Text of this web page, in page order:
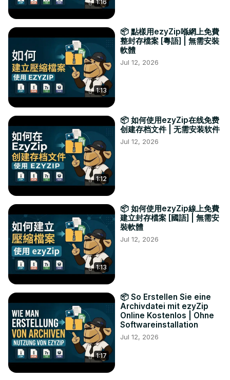
1:16
1:13
📦 點樣用ezyZip喺網上免費
整封存檔案 [粵語] | 無需安裝
軟體
Jul 12, 2026
1:12
📦 如何使用ezyZip在线免费
创建存档文件 | 无需安装软件
Jul 12, 2026
1:13
📦 如何使用ezyZip線上免費
建立封存檔案 [國語] | 無需安
裝軟體
Jul 12, 2026
1:17
📦 So Erstellen Sie eine
Archivdatei mit ezyZip
Online Kostenlos | Ohne
Softwareinstallation
Jul 12, 2026